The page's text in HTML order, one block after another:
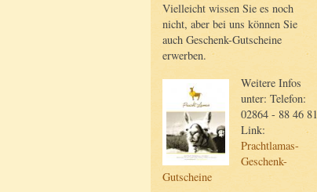
Vielleicht wissen Sie es noch
nicht, aber bei uns können Sie
auch Geschenk-Gutscheine
erwerben.
Weitere Infos
unter: Telefon:
02864 - 88 46 81
Link:
Prachtlamas-
Geschenk-
Gutscheine